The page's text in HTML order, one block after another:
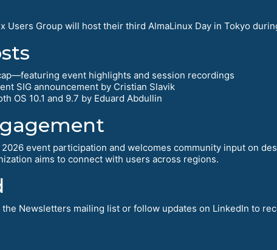
Users Group will host their third AlmaLinux Day in Tokyo
event highlights and session recordings
SIG announcement by Cristian Slavik
OS 10.1 and 9.7 by Eduard Abdullin
event participation and welcomes community input on
aims to connect with users across regions.
Newsletters mailing list or follow updates on LinkedIn to